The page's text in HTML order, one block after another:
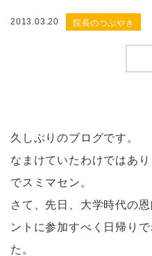
2013.03.20 院長のつぶやき
久しぶりのブログです。
なまけていたわけではあ
でスミマセン。
さて、先日、大学時代の
ントに参加すべく日帰り
た。